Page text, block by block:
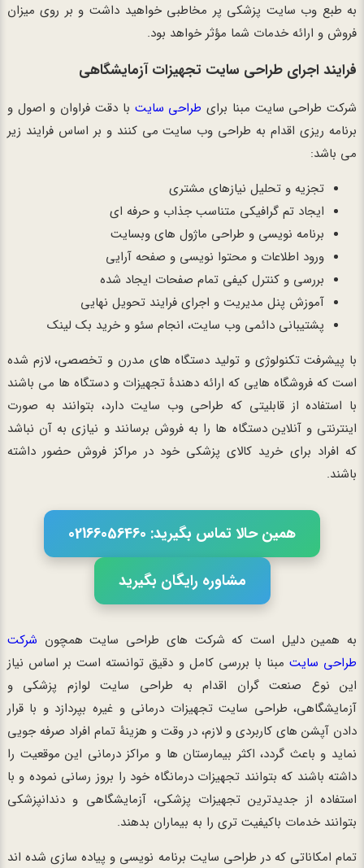
به طبع وب سایت پزشکی پر مخاطبی خواهید داشت و بر روی میزان
فروش و ارائه خدمات شما مؤثر خواهد بود.
فرایند اجرای طراحی سایت تجهیزات آزمایشگاهی
شرکت طراحی سایت مبنا برای طراحی سایت با دقت فراوان و اصول و
برنامه ریزی اقدام به طراحی وب سایت می کنند و بر اساس فرایند زیر
می باشد:
تجزیه و تحلیل نیازهای مشتری
ایجاد تم گرافیکی متناسب جذاب و حرفه ای
برنامه نویسی و طراحی ماژول های وبسایت
ورود اطلاعات و محتوا نویسی و صفحه آرایی
بررسی و کنترل کیفی تمام صفحات ایجاد شده
آموزش پنل مدیریت و اجرای فرایند تحویل نهایی
پشتیبانی دائمی وب سایت، انجام سئو و خرید بک لینک
با پیشرفت تکنولوژی و تولید دستگاه های مدرن و تخصصی، لازم شده
است که فروشگاه هایی که ارائه دهندۀ تجهیزات و دستگاه ها می باشند
با استفاده از قابلیتی که طراحی وب سایت دارد، بتوانند به صورت
اینترنتی و آنلاین دستگاه ها را به فروش برسانند و نیازی به آن نباشد
که افراد برای خرید کالای پزشکی خود در مراکز فروش حضور داشته
باشند.
همین حالا تماس بگیرید: 02166056460
مشاوره رایگان بگیرید
به همین دلیل است که شرکت های طراحی سایت همچون شرکت
طراحی سایت مبنا با بررسی کامل و دقیق توانسته است بر اساس نیاز
این نوع صنعت گران اقدام به طراحی سایت لوازم پزشکی و
آزمایشگاهی، طراحی سایت تجهیزات درمانی و غیره بپردازد و با قرار
دادن آپشن های کاربردی و لازم، در وقت و هزینۀ تمام افراد صرفه جویی
نماید و باعث گردد، اکثر بیمارستان ها و مراکز درمانی این موقعیت را
داشته باشند که بتوانند تجهیزات درمانگاه خود را بروز رسانی نموده و با
استفاده از جدیدترین تجهیزات پزشکی، آزمایشگاهی و دندانپزشکی
بتوانند خدمات باکیفیت تری را به بیماران بدهند.
تمام امکاناتی که در طراحی سایت برنامه نویسی و پیاده سازی شده اند